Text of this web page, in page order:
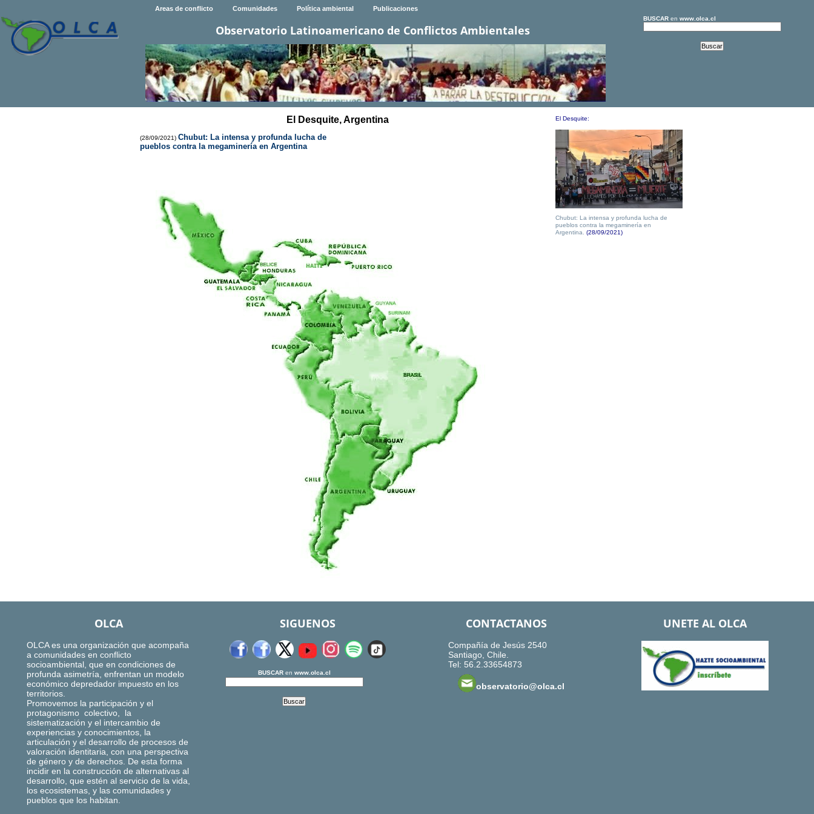
Areas de conflicto Comunidades Política ambiental Publicaciones
Observatorio Latinoamericano de Conflictos Ambientales
BUSCARen www.olca.cl
El Desquite, Argentina
(28/09/2021) Chubut: La intensa y profunda lucha de
pueblos contra la megaminería en Argentina
El Desquite:
Chubut: La intensa y profunda lucha de
pueblos contra la megaminería en
Argentina. (28/09/2021)
OLCA
OLCA es una organización que acompaña
a comunidades en conflicto
socioambiental, que en condiciones de
profunda asimetría, enfrentan un modelo
económico depredador impuesto en los
territorios.
Promovemos la participación y el
protagonismo colectivo, la
sistematización y el intercambio de
experiencias y conocimientos, la
articulación y el desarrollo de procesos de
valoración identitaria, con una perspectiva
de género y de derechos. De esta forma
incidir en la construcción de alternativas al
desarrollo, que estén al servicio de la vida,
los ecosistemas, y las comunidades y
pueblos que los habitan.
SIGUENOS
BUSCARen www.olca.cl
CONTACTANOS
Compañía de Jesús 2540
Santiago, Chile.
Tel: 56.2.33654873
observatorio@olca.cl
UNETE AL OLCA